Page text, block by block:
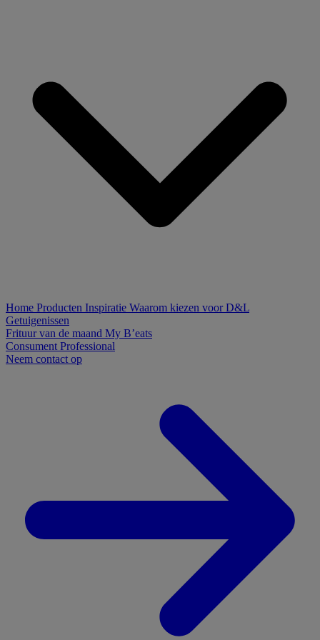
Home Producten Inspiratie Waarom kiezen voor D&L
Getuigenissen
Frituur van de maand My B’eats
Consument Professional
Neem contact op